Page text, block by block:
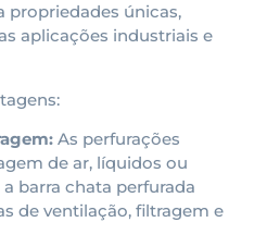
propriedades únicas,
aplicações industriais e
As perfurações
de ar, líquidos ou
barra chata perfurada
de ventilação, filtragem e